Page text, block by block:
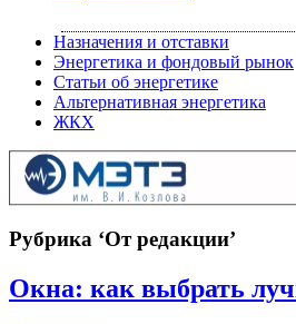
Назначения и отставки
Энергетика и фондовый рынок
Статьи об энергетике
Альтернативная энергетика
ЖКХ
Рубрика ‘От редакции’
Окна: как выбрать